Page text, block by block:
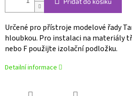
Určené pro přístroje modelové řady
hloubkou. Pro instalaci na materiály
nebo F použijte izolační podložku.
Detailní informace